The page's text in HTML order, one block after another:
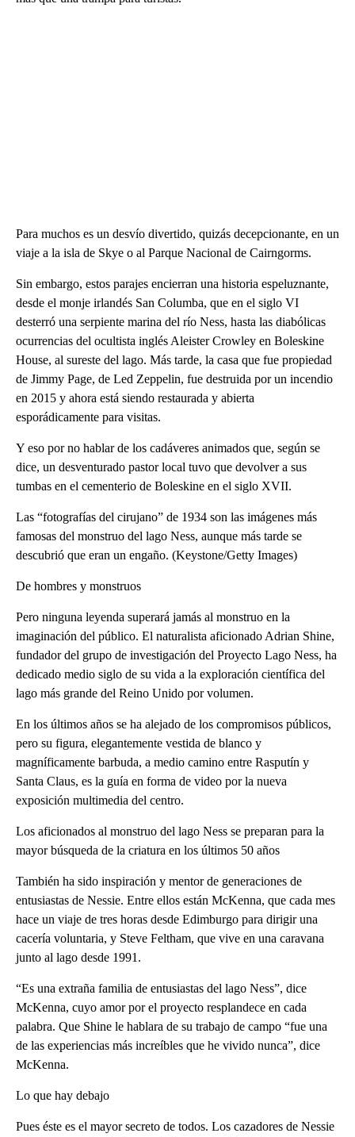
Para muchos es un desvío divertido, quizás decepcionante, en un
viaje a la isla de Skye o al Parque Nacional de Cairngorms.
Sin embargo, estos parajes encierran una historia espeluznante,
desde el monje irlandés San Columba, que en el siglo VI
desterró una serpiente marina del río Ness, hasta las diabólicas
ocurrencias del ocultista inglés Aleister Crowley en Boleskine
House, al sureste del lago. Más tarde, la casa que fue propiedad
de Jimmy Page, de Led Zeppelin, fue destruida por un incendio
en 2015 y ahora está siendo restaurada y abierta
esporádicamente para visitas.
Y eso por no hablar de los cadáveres animados que, según se
dice, un desventurado pastor local tuvo que devolver a sus
tumbas en el cementerio de Boleskine en el siglo XVII.
Las “fotografías del cirujano” de 1934 son las imágenes más
famosas del monstruo del lago Ness, aunque más tarde se
descubrió que eran un engaño. (Keystone/Getty Images)
De hombres y monstruos
Pero ninguna leyenda superará jamás al monstruo en la
imaginación del público. El naturalista aficionado Adrian Shine,
fundador del grupo de investigación del Proyecto Lago Ness, ha
dedicado medio siglo de su vida a la exploración científica del
lago más grande del Reino Unido por volumen.
En los últimos años se ha alejado de los compromisos públicos,
pero su figura, elegantemente vestida de blanco y
magníficamente barbuda, a medio camino entre Rasputín y
Santa Claus, es la guía en forma de video por la nueva
exposición multimedia del centro.
Los aficionados al monstruo del lago Ness se preparan para la
mayor búsqueda de la criatura en los últimos 50 años
También ha sido inspiración y mentor de generaciones de
entusiastas de Nessie. Entre ellos están McKenna, que cada mes
hace un viaje de tres horas desde Edimburgo para dirigir una
cacería voluntaria, y Steve Feltham, que vive en una caravana
junto al lago desde 1991.
“Es una extraña familia de entusiastas del lago Ness”, dice
McKenna, cuyo amor por el proyecto resplandece en cada
palabra. Que Shine le hablara de su trabajo de campo “fue una
de las experiencias más increíbles que he vivido nunca”, dice
McKenna.
Lo que hay debajo
Pues éste es el mayor secreto de todos. Los cazadores de Nessie